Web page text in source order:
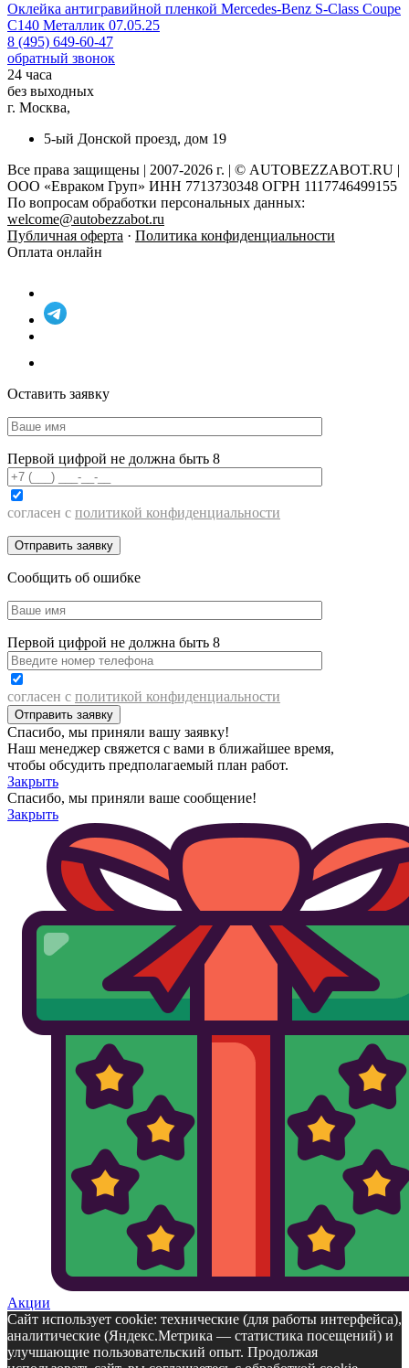
Оклейка антигравийной пленкой Mercedes-Benz S-Class Coupe
C140 Металлик 07.05.25
8 (495) 649-60-47
обратный звонок
24 часа
без выходных
г. Москва,
5-ый Донской проезд, дом 19
Все права защищены | 2007-2026 г. | © AUTOBEZZABOT.RU |
ООО «Евраком Груп» ИНН 7713730348 ОГРН 1117746499155
По вопросам обработки персональных данных:
welcome@autobezzabot.ru
Публичная оферта · Политика конфиденциальности
Оплата онлайн
Оставить заявку
Первой цифрой не должна быть 8
согласен с политикой конфиденциальности
Сообщить об ошибке
Первой цифрой не должна быть 8
согласен с политикой конфиденциальности
Спасибо, мы приняли вашу заявку!
Наш менеджер свяжется с вами в ближайшее время,
чтобы обсудить предполагаемый план работ.
Закрыть
Спасибо, мы приняли ваше сообщение!
Закрыть
Акции
Сайт использует cookie: технические (для работы интерфейса),
аналитические (Яндекс.Метрика — статистика посещений) и
улучшающие пользовательский опыт. Продолжая